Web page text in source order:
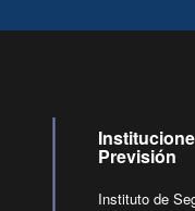
Previsión
Instituto de